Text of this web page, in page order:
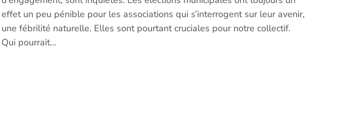
effet un peu pénible pour les associations qui s’interrogent sur leur avenir,
une fébrilité naturelle. Elles sont pourtant cruciales pour notre collectif.
Qui pourrait…